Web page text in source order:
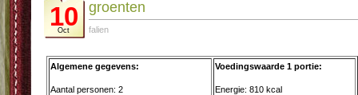
10
Oct
groenten
falien
Algemene gegevens:
Aantal personen: 2
Voedingswaarde 1 portie:
Energie: 810 kcal